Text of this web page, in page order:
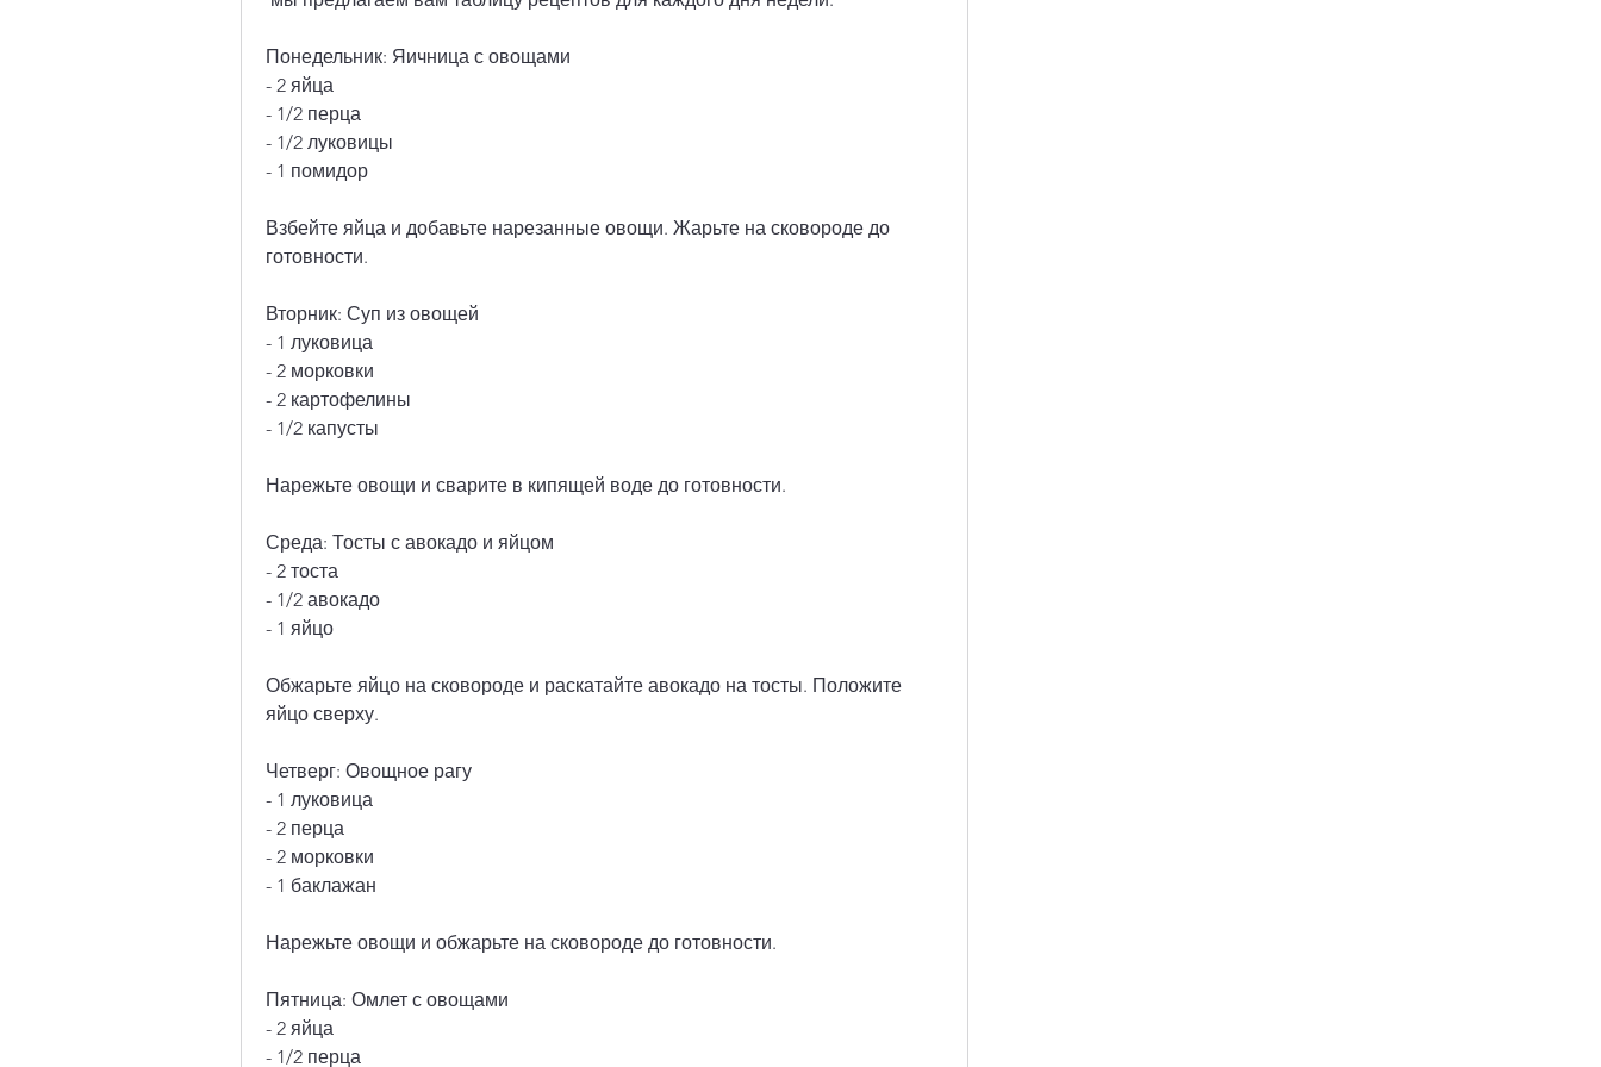
Понедельник: Яичница с овощами
- 2 яйца
- 1/2 перца
- 1/2 луковицы
- 1 помидор
Взбейте яйца и добавьте нарезанные овощи. Жарьте на сковороде до
готовности.
Вторник: Суп из овощей
- 1 луковица
- 2 морковки
- 2 картофелины
- 1/2 капусты
Нарежьте овощи и сварите в кипящей воде до готовности.
Среда: Тосты с авокадо и яйцом
- 2 тоста
- 1/2 авокадо
- 1 яйцо
Обжарьте яйцо на сковороде и раскатайте авокадо на тосты. Положите
яйцо сверху.
Четверг: Овощное рагу
- 1 луковица
- 2 перца
- 2 морковки
- 1 баклажан
Нарежьте овощи и обжарьте на сковороде до готовности.
Пятница: Омлет с овощами
- 2 яйца
- 1/2 перца